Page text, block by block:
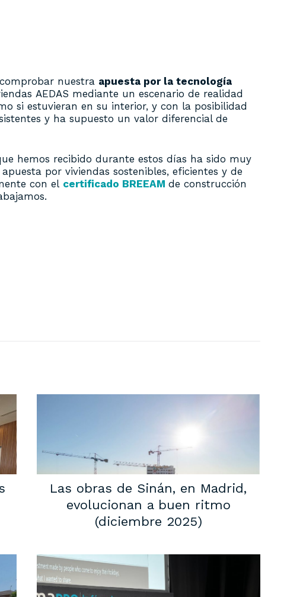
nuestra apuesta por la tecnología
AEDAS mediante un escenario de realidad
si estuvieran en su interior, y con la posibilidad
y ha supuesto un valor diferencial de
hemos recibido durante estos días ha sido muy
por viviendas sostenibles, eficientes y de
con el certificado BREEAM de construcción
Las obras de Sinán, en Madrid,
evolucionan a buen ritmo
(diciembre 2025)